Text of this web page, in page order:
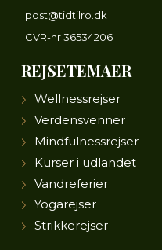
post@tidtilro.dk
CVR-nr 36534206
REJSETEMAER
Wellnessrejser
Verdensvenner
Mindfulnessrejser
Kurser i udlandet
Vandreferier
Yogarejser
Strikkerejser